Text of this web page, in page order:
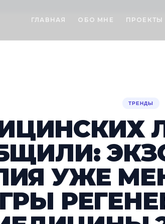
ГЛАВНАЯ ОБО МНЕ ПРОЕКТЫ
ТРЕНДЫ
УЖЕ